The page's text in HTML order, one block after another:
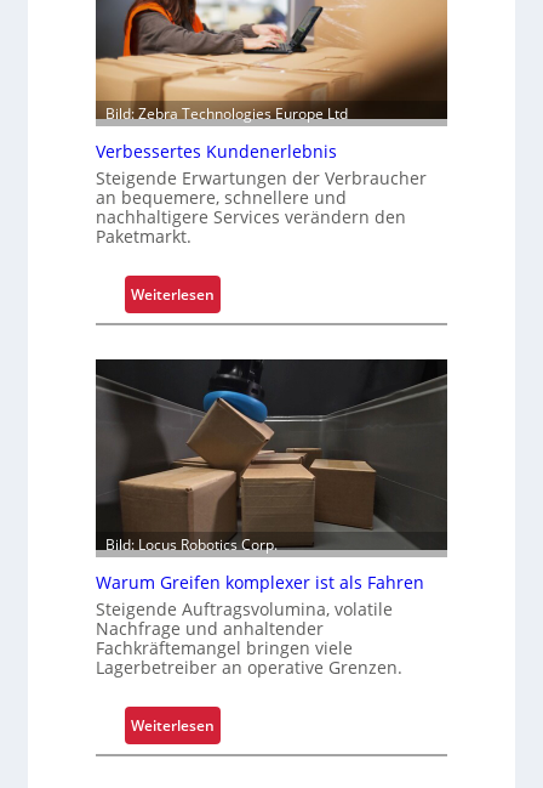
Bild: Zebra Technologies Europe Ltd
Verbessertes Kundenerlebnis
Steigende Erwartungen der Verbraucher
an bequemere, schnellere und
nachhaltigere Services verändern den
Paketmarkt.
Weiterlesen
V
r
b
s
e
r
t
K
u
n
n
Bild: Locus Robotics Corp.
Warum Greifen komplexer ist als Fahren
Steigende Auftragsvolumina, volatile
Nachfrage und anhaltender
Fachkräftemangel bringen viele
Lagerbetreiber an operative Grenzen.
Weiterlesen
W